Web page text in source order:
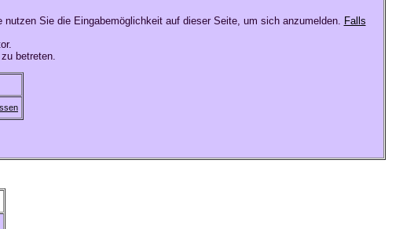
Sie die Eingabemöglichkeit auf dieser Seite, um sich anzumelden. Falls
betreten.